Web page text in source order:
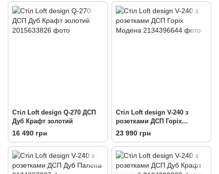
Стіл Loft design Q-270 ДСП
Дуб Крафт золотий
16 490 грн
Стіл Loft design V-240 з
розетками ДСП Горіх
Модена
23 990 грн